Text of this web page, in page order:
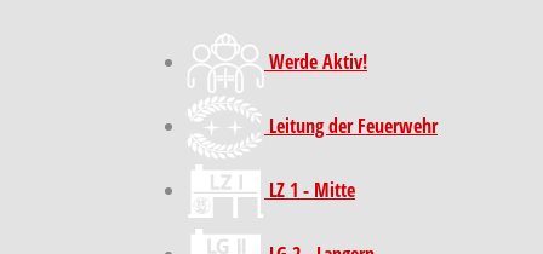
Werde Aktiv!
Leitung der Feuerwehr
LZ 1 - Mitte